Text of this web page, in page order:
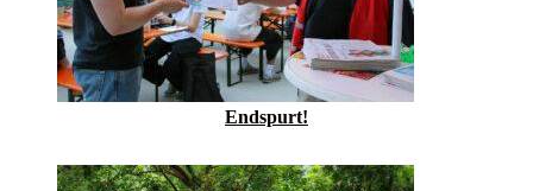
Endspurt!